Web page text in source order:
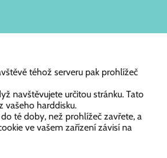
téhož serveru pak prohlížeč
navštěvujete určitou stránku. Tato
vašeho harddisku.
té doby, než prohlížeč zavřete, a
ve vašem zařízení závisí na